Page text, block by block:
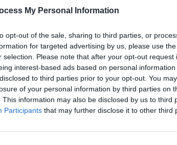
My Personal Information
opt-out of the sale, sharing to third parties, or
for targeted advertising by us, please use
selection. Please note that after your opt-out request
interest-based ads based on personal
to third parties prior to your opt-out. You
of your personal information by third parties on
This information may also be disclosed by us to third
Participants that may further disclose it to other third
le risque de maladies cardiovasculaires. Selon des
suffisant » pour réduire la mortalité liée à ces
bénéfique : plus on augmente le nombre de pas
caféine mais aussi en nombreux composés
of Cardiology, consommer entre 2 et 3 tasses de
l’espérance de vie. Cette consommation régulière
des maladies coronariennes ou des